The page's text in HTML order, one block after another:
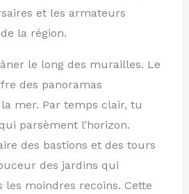
et les armateurs
la région.
le long des murailles. Le
des panoramas
mer. Par temps clair, tu
parsèment l’horizon.
des bastions et des tours
des jardins qui
les moindres recoins. Cette